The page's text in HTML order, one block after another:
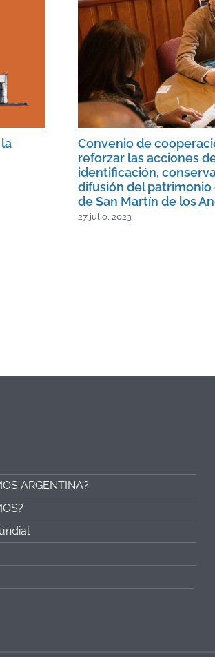
Convenio de
reforzar las acciones
identificación,
difusión del
de San Martín de los
27 julio, 2023
ARGENTINA?